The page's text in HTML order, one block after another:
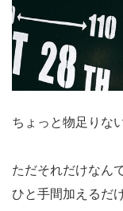
ちょっと物足りな
ただそれだけなん
ひと手間加えるだ